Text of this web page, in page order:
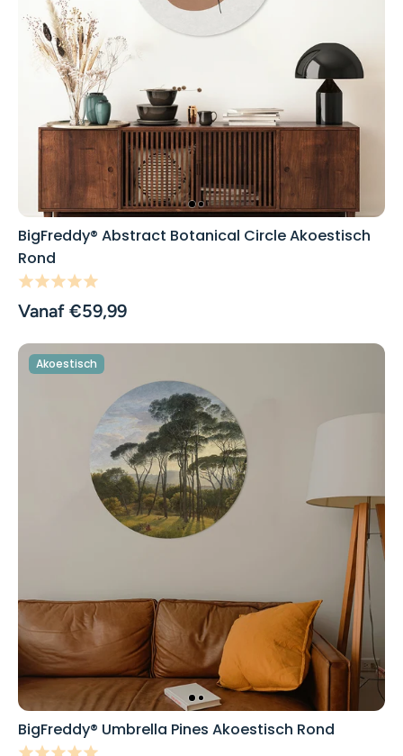
BigFreddy® Abstract Botanical Circle Akoestisch
Rond
Vanaf €59,99
Akoestisch
BigFreddy® Umbrella Pines Akoestisch Rond